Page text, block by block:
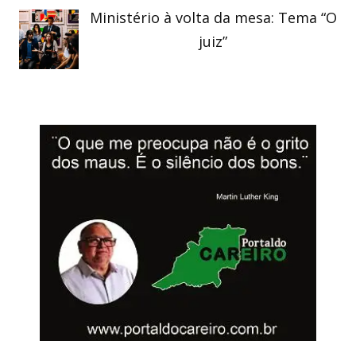
Ministério à volta da mesa: Tema “O
juiz”